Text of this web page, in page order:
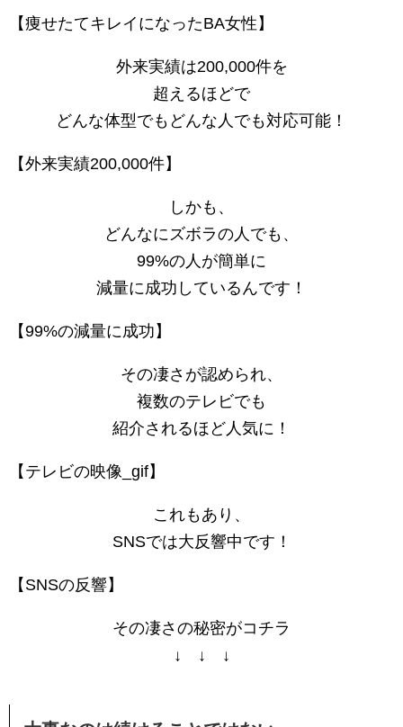
【痩せたてキレイになったBA女性】
外来実績は200,000件を
超えるほどで
どんな体型でもどんな人でも対応可能！
【外来実績200,000件】
しかも、
どんなにズボラの人でも、
99%の人が簡単に
減量に成功しているんです！
【99%の減量に成功】
その凄さが認められ、
複数のテレビでも
紹介されるほど人気に！
【テレビの映像_gif】
これもあり、
SNSでは大反響中です！
【SNSの反響】
その凄さの秘密がコチラ
↓ ↓ ↓